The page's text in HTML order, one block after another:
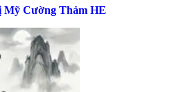
Mỹ Cường Thảm HE